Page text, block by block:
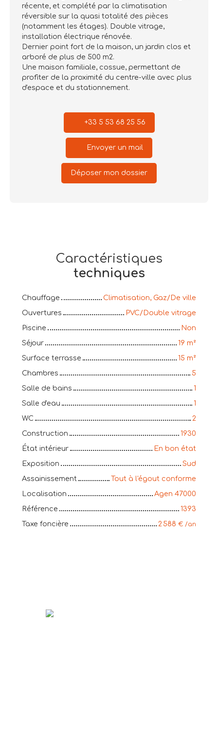
récente, et complété par la climatisation
réversible sur la quasi totalité des pièces
(notamment les étages). Double vitrage,
installation électrique rénovée.
Dernier point fort de la maison, un jardin clos et
arboré de plus de 500 m2.
Une maison familiale, cossue, permettant de
profiter de la proximité du centre-ville avec plus
d'espace et du stationnement.
+33 5 53 68 25 56
Envoyer un mail
Déposer mon dossier
Caractéristiques
techniques
Chauffage
Climatisation, Gaz/De ville
Ouvertures
PVC/Double vitrage
Piscine
Non
Séjour
19 m²
Surface terrasse
15 m²
Chambres
5
Salle de bains
1
Salle d'eau
1
WC
2
Construction
1930
État intérieur
En bon état
Exposition
Sud
Assainissement
Tout à l'égout conforme
Localisation
Agen 47000
Référence
1393
Taxe foncière
2 588 € /an